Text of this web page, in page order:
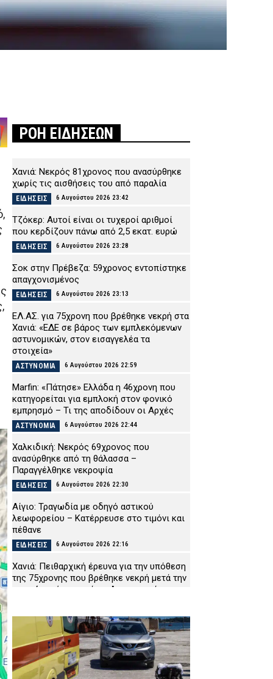
ΡΟΗ ΕΙΔΗΣΕΩΝ
Χανιά: Νεκρός 81χρονος που ανασύρθηκε
χωρίς τις αισθήσεις του από παραλία
ΕΙΔΗΣΕΙΣ 6 Αυγούστου 2026 23:42
Τζόκερ: Αυτοί είναι οι τυχεροί αριθμοί
που κερδίζουν πάνω από 2,5 εκατ. ευρώ
ΕΙΔΗΣΕΙΣ 6 Αυγούστου 2026 23:28
Σοκ στην Πρέβεζα: 59χρονος εντοπίστηκε
απαγχονισμένος
ΕΙΔΗΣΕΙΣ 6 Αυγούστου 2026 23:13
ΕΛ.ΑΣ. για 75χρονη που βρέθηκε νεκρή στα
Χανιά: «ΕΔΕ σε βάρος των εμπλεκόμενων
αστυνομικών, στον εισαγγελέα τα
στοιχεία»
ΑΣΤΥΝΟΜΙΑ 6 Αυγούστου 2026 22:59
Marfin: «Πάτησε» Ελλάδα η 46χρονη που
κατηγορείται για εμπλοκή στον φονικό
εμπρησμό – Τι της αποδίδουν οι Αρχές
ΑΣΤΥΝΟΜΙΑ 6 Αυγούστου 2026 22:44
Χαλκιδική: Νεκρός 69χρονος που
ανασύρθηκε από τη θάλασσα –
Παραγγέλθηκε νεκροψία
ΕΙΔΗΣΕΙΣ 6 Αυγούστου 2026 22:30
Αίγιο: Τραγωδία με οδηγό αστικού
λεωφορείου – Κατέρρευσε στο τιμόνι και
πέθανε
ΕΙΔΗΣΕΙΣ 6 Αυγούστου 2026 22:16
Χανιά: Πειθαρχική έρευνα για την υπόθεση
της 75χρονης που βρέθηκε νεκρή μετά την
αποχώρησή της από το Αστυνομικό
ΑΣΤΥΝΟΜΙΑ 6 Αυγούστου 2026 22:01
Εύβοια: Νεκρός ο 35χρονος που πάλευε
για τη ζωή του μετά το τροχαίο με
αγριογούρουνο
ΕΙΔΗΣΕΙΣ 6 Αυγούστου 2026 21:47